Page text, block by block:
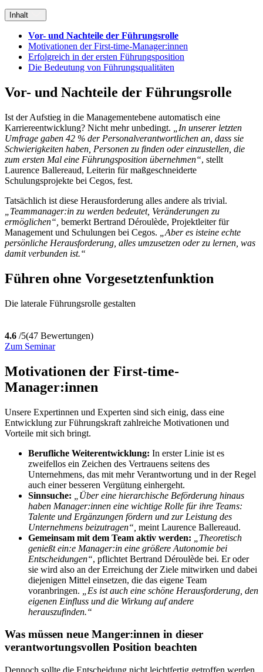
Inhalt
Vor- und Nachteile der Führungsrolle
Motivationen der First-time-Manager:innen
Erfolgreich in der ersten Führungsposition
Die Bedeutung von Führungsqualitäten
Vor- und Nachteile der Führungsrolle
Ist der Aufstieg in die Managementebene automatisch eine
Karriereentwicklung? Nicht mehr unbedingt.
„In unserer letzten
Umfrage gaben 42 % der Personalverantwortlichen an, dass sie
Schwierigkeiten haben, Personen zu finden oder einzustellen, die
zum ersten Mal eine Führungsposition übernehmen“, stellt
Laurence Ballereaud, Leiterin für maßgeschneiderte
Schulungsprojekte bei Cegos, fest.
Tatsächlich ist diese Herausforderung alles andere als trivial.
„Teammanager:in zu werden bedeutet, Veränderungen zu
ermöglichen“, bemerkt Bertrand Déroulède, Projektleiter für
Management und Schulungen bei Cegos.
„Aber es isteine echte
persönliche Herausforderung, alles umzusetzen oder zu lernen, was
damit verbunden ist.“
Führen ohne Vorgesetztenfunktion
Die laterale Führungsrolle gestalten
4.6 /5(47 Bewertungen)
Zum Seminar
Motivationen der First-time-
Manager:innen
Unsere Expertinnen und Experten sind sich einig, dass eine
Entwicklung zur Führungskraft zahlreiche Motivationen und
Vorteile mit sich bringt.
Berufliche Weiterentwicklung: In erster Linie ist es
zweifellos ein Zeichen des Vertrauens seitens des
Unternehmens, das mit mehr Verantwortung und in der Regel
auch einer besseren Vergütung einhergeht.
Sinnsuche:
„Über eine hierarchische Beförderung hinaus
haben Manager:innen eine wichtige Rolle für ihre Teams:
Talente und Ergänzungen fördern und zur Leistung des
Unternehmens beizutragen“, meint Laurence Ballereaud.
Gemeinsam mit dem Team aktiv werden:
„Theoretisch
genießt ein:e Manager:in eine größere Autonomie bei
Entscheidungen“, pflichtet Bertrand Déroulède bei. Er oder
sie wird also an der Erreichung der Ziele mitwirken und dabei
diejenigen Mittel einsetzen, die das eigene Team
voranbringen.
„Es ist auch eine schöne Herausforderung, den
eigenen Einfluss und die Wirkung auf andere
herauszufinden.“
Was müssen neue Manger:innen in dieser
verantwortungsvollen Position beachten